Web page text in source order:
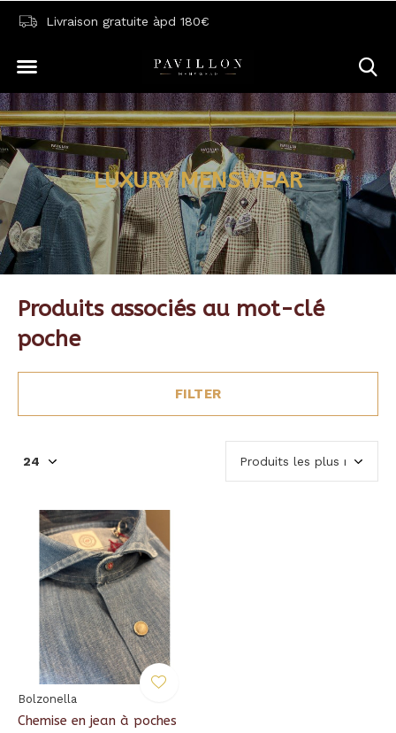
Livraison gratuite àpd 180€
LUXURY MENSWEAR
Produits associés au mot-clé
poche
FILTER
Bolzonella
Chemise en jean à poches